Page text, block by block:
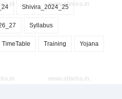
Shivira_2024_25
Syllabus
TimeTable Training Yojana
www.shivira.in
www.shivira.in